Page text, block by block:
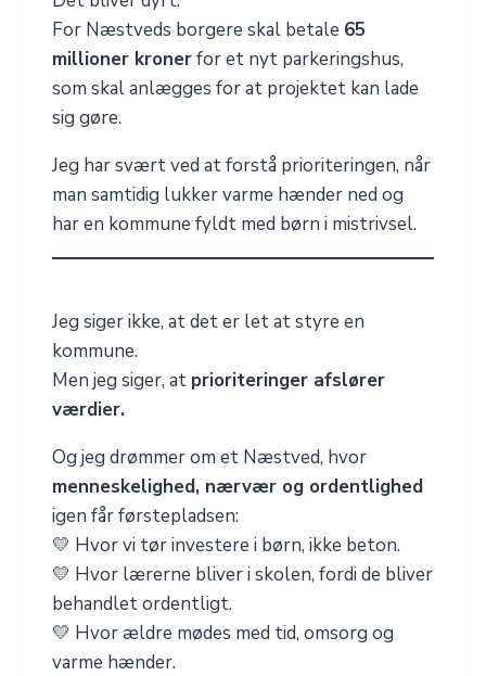
For Næstveds borgere skal betale 65
millioner kronerfor et nyt parkeringshus,
som skal anlægges for at projektet kan lade
sig gøre.
Jeg har svært ved at forstå prioriteringen, når
man samtidig lukker varme hænder ned og
har en kommune fyldt med børn i mistrivsel.
Jeg siger ikke, at det er let at styre en
kommune.
Men jeg siger, at prioriteringer afslører
værdier.
Og jeg drømmer om et Næstved, hvor
menneskelighed, nærvær og ordentlighed
igen får førstepladsen:
💛 Hvor vi tør investere i børn, ikke beton.
💛 Hvor lærerne bliver i skolen, fordi de bliver
behandlet ordentligt.
💛 Hvor ældre mødes med tid, omsorg og
varme hænder.